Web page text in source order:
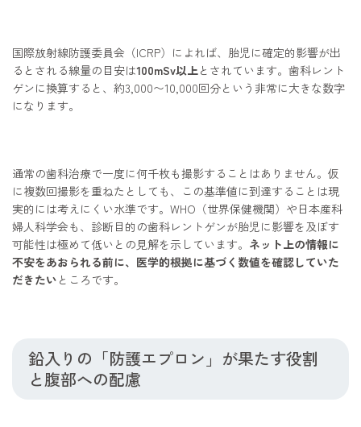
国際放射線防護委員会（ICRP）によれば、胎児に確定的影響が出
るとされる線量の目安は100mSv以上とされています。歯科レント
ゲンに換算すると、約3,000〜10,000回分という非常に大きな数字
になります。
通常の歯科治療で一度に何千枚も撮影することはありません。仮
に複数回撮影を重ねたとしても、この基準値に到達することは現
実的には考えにくい水準です。WHO（世界保健機関）や日本産科
婦人科学会も、診断目的の歯科レントゲンが胎児に影響を及ぼす
可能性は極めて低いとの見解を示しています。 ネット上の情報に
不安をあおられる前に、医学的根拠に基づく数値を確認していた
だきたい ところです。
鉛入りの「防護エプロン」が果たす役割
と腹部への配慮